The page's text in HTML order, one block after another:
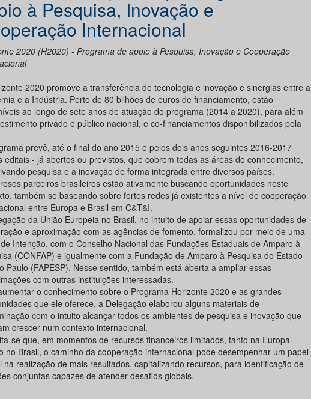
à Pesquisa, Inovação e
Internacional
2020 (H2020) - Programa de apoio à Pesquisa, Inovação e Cooperação
2020 promove a transferência de tecnologia e inovação e sinergias entre a
e a Indústria. Perto de 80 bilhões de euros de financiamento, estão
ao longo de sete anos de atuação do programa (2014 a 2020), para além
privado e público nacional, e co-financiamentos disponibilizados pela
prevê, até o final do ano 2015 e pelos dois anos seguintes 2016-2017
editais - já abertos ou previstos, que cobrem todas as áreas do conhecimento,
pesquisa e a inovação de forma integrada entre diversos países.
parceiros brasileiros estão ativamente buscando oportunidades neste
também se baseando sobre fortes redes já existentes a nível de cooperação
entre Europa e Brasil em C&T&I.
da União Europeia no Brasil, no intuito de apoiar essas oportunidades de
e aproximação com as agências de fomento, formalizou por meio de uma
Intenção, com o Conselho Nacional das Fundações Estaduais de Amparo à
(CONFAP) e igualmente com a Fundação de Amparo à Pesquisa do Estado
Paulo (FAPESP). Nesse sentido, também está aberta a ampliar essas
com outras instituições interessadas.
o conhecimento sobre o Programa Horizonte 2020 e as grandes
que ele oferece, a Delegação elaborou alguns materiais de
com o intuito alcançar todos os ambientes de pesquisa e inovação que
crescer num contexto internacional.
se que, em momentos de recursos financeiros limitados, tanto na Europa
no Brasil, o caminho da cooperação internacional pode desempenhar um papel
na realização de mais resultados, capitalizando recursos, para identificação de
conjuntas capazes de atender desafios globais.